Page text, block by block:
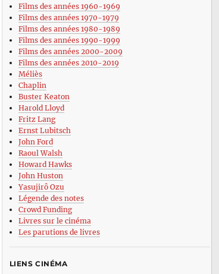
Films des années 1960-1969
Films des années 1970-1979
Films des années 1980-1989
Films des années 1990-1999
Films des années 2000-2009
Films des années 2010-2019
Méliès
Chaplin
Buster Keaton
Harold Lloyd
Fritz Lang
Ernst Lubitsch
John Ford
Raoul Walsh
Howard Hawks
John Huston
Yasujirô Ozu
Légende des notes
Crowd Funding
Livres sur le cinéma
Les parutions de livres
LIENS CINÉMA